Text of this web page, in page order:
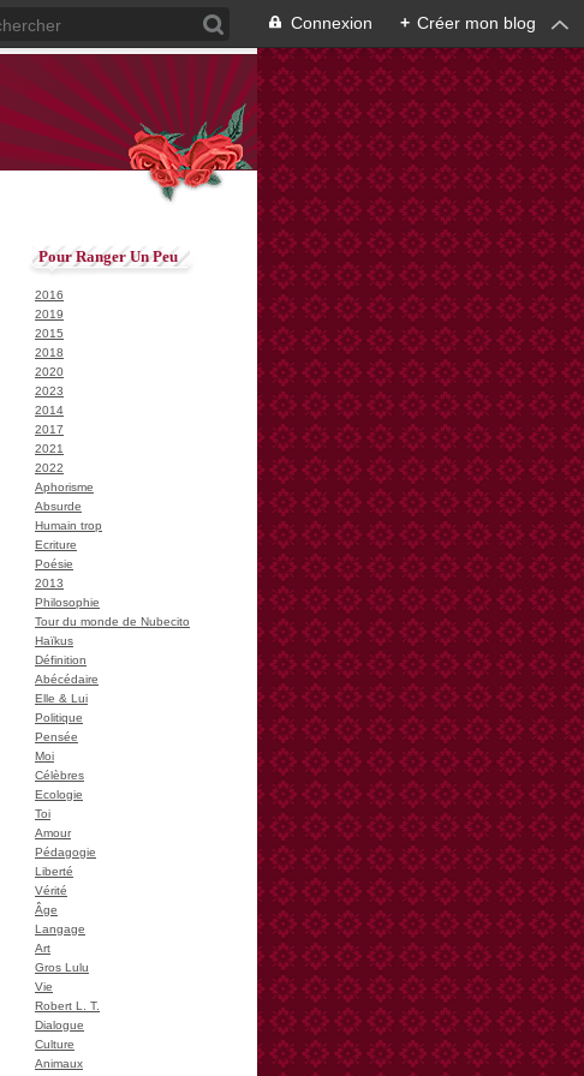
Connexion + Créer mon blog
Pour Ranger Un Peu
2016
2019
2015
2018
2020
2023
2014
2017
2021
2022
Aphorisme
Absurde
Humain trop
Ecriture
Poésie
2013
Philosophie
Tour du monde de Nubecito
Haïkus
Définition
Abécédaire
Elle & Lui
Politique
Pensée
Moi
Célèbres
Ecologie
Toi
Amour
Pédagogie
Liberté
Vérité
Âge
Langage
Art
Gros Lulu
Vie
Robert L. T.
Dialogue
Culture
Animaux